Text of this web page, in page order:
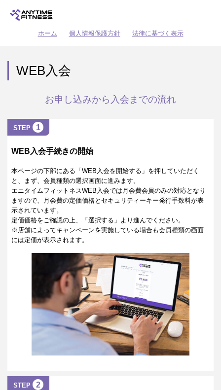
ホーム 個人情報保護方針 法律に基づく表示
WEB入会
お申し込みから入会までの流れ
STEP 1
WEB入会手続きの開始
本ページの下部にある「WEB入会を開始する」を押していただく
と、まず、会員種類の選択画面に進みます。
エニタイムフィットネスWEB入会では月会費会員のみの対応となり
ますので、月会費の定価価格とセキュリティーキー発行手数料が表
示されています。
定価価格をご確認の上、「選択する」より進んでください。
※店舗によってキャンペーンを実施している場合も会員種類の画面
には定価が表示されます。
STEP 2